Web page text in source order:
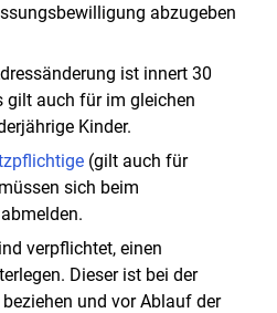
abzugeben
ist innert 30
gilt auch für im gleichen
Kinder.
(gilt auch für
sich beim
verpflichtet, einen
Dieser ist bei der
und vor Ablauf der